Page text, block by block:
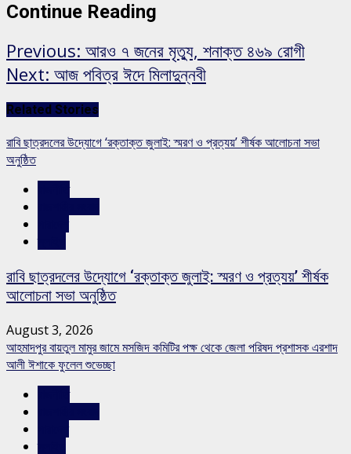
Continue Reading
Previous: আরও ৭ জনের মৃত্যু, শনাক্ত ৪৬৯ রোগী
Next: আজ পবিত্র ঈদে মিলাদুন্নবী
Related Stories
রাবি ছাত্রদলের উদ্যোগে ‘রক্তাক্ত জুলাই: স্মরণ ও প্রত্যয়’ শীর্ষক আলোচনা সভা
অনুষ্ঠিত
রাবি ছাত্রদলের উদ্যোগে ‘রক্তাক্ত জুলাই: স্মরণ ও প্রত্যয়’ শীর্ষক
আলোচনা সভা অনুষ্ঠিত
August 3, 2026
আহমাদপুর বায়তুল মামুর জামে মসজিদ কমিটির পক্ষ থেকে জেলা পরিষদ প্রশাসক এরশাদ
আলী ঈশাকে ফুলেল শুভেচ্ছা